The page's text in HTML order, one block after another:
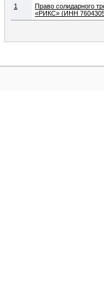
1
Право солидарного
«РИКС» (ИНН